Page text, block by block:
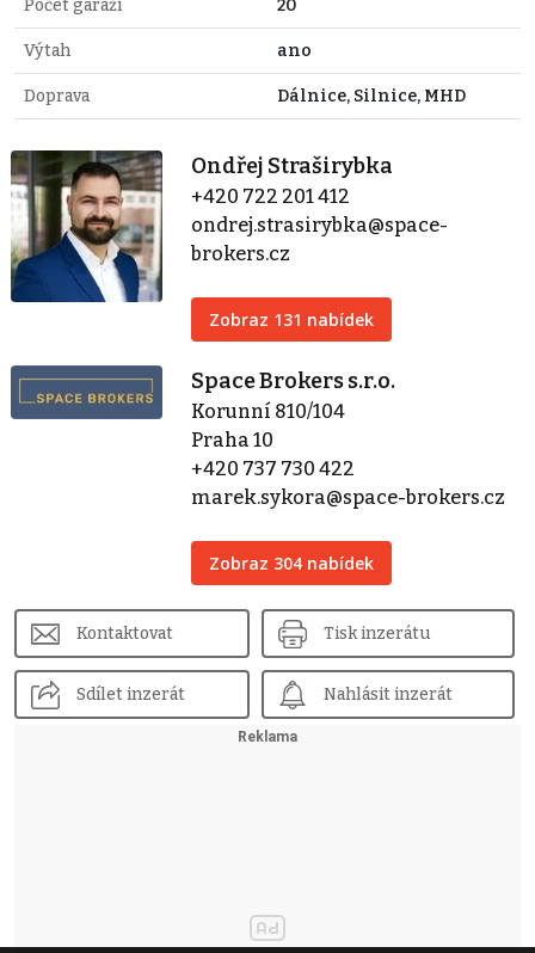
Počet garáží 20
Výtah ano
Doprava Dálnice, Silnice, MHD
Ondřej Straširybka
+420 722 201 412
ondrej.strasirybka@space-
brokers.cz
Zobraz 131 nabídek
Space Brokers s.r.o.
Korunní 810/104
Praha 10
+420 737 730 422
marek.sykora@space-brokers.cz
Zobraz 304 nabídek
Kontaktovat Tisk inzerátu
Sdílet inzerát Nahlásit inzerát